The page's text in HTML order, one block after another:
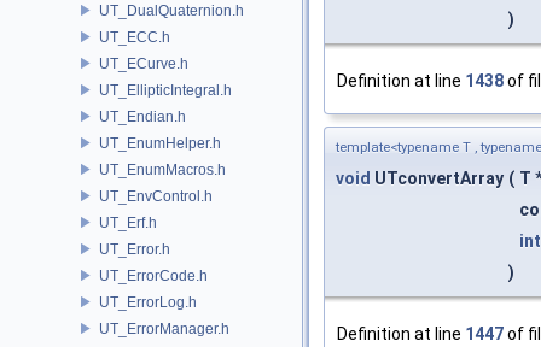
UT_DualQuaternion.h
UT_ECC.h
UT_ECurve.h
UT_EllipticIntegral.h
UT_Endian.h
UT_EnumHelper.h
UT_EnumMacros.h
UT_EnvControl.h
UT_Erf.h
UT_Error.h
UT_ErrorCode.h
UT_ErrorLog.h
UT_ErrorManager.h
)
Definition at line 1438of
template<typename T ,
void UTconvertArray ( T
)
Definition at line 1447of